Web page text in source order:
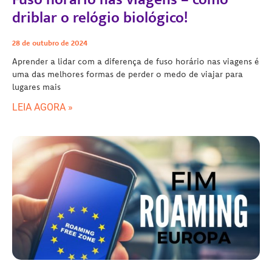
driblar o relógio biológico!
28 de outubro de 2024
Aprender a lidar com a diferença de fuso horário nas viagens é
uma das melhores formas de perder o medo de viajar para
lugares mais
LEIA AGORA »